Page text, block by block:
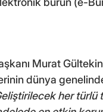
Murat
dünya
her türlü